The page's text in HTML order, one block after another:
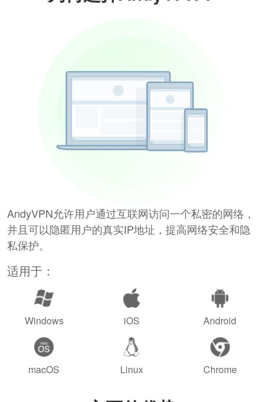
AndyVPN允许用户通过互联网访问一个私密的网络，
并且可以隐匿用户的真实IP地址，提高网络安全和隐
私保护。
适用于：
Windows iOS Android
macOS Linux Chrome